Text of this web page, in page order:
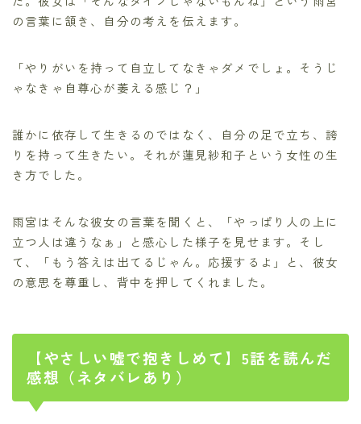
の言葉に頷き、自分の考えを伝えます。
「やりがいを持って自立してなきゃダメでしょ。そうじ
ゃなきゃ自尊心が萎える感じ？」
誰かに依存して生きるのではなく、自分の足で立ち、誇
りを持って生きたい。それが蓮見紗和子という女性の生
き方でした。
雨宮はそんな彼女の言葉を聞くと、「やっぱり人の上に
立つ人は違うなぁ」と感心した様子を見せます。そし
て、「もう答えは出てるじゃん。応援するよ」と、彼女
の意思を尊重し、背中を押してくれました。
【やさしい嘘で抱きしめて】5話を読んだ
感想（ネタバレあり）